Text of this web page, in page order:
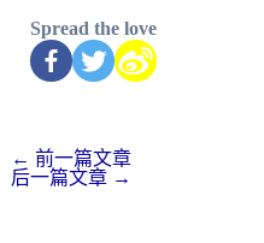
Spread the love
← 前一篇文章
后一篇文章 →